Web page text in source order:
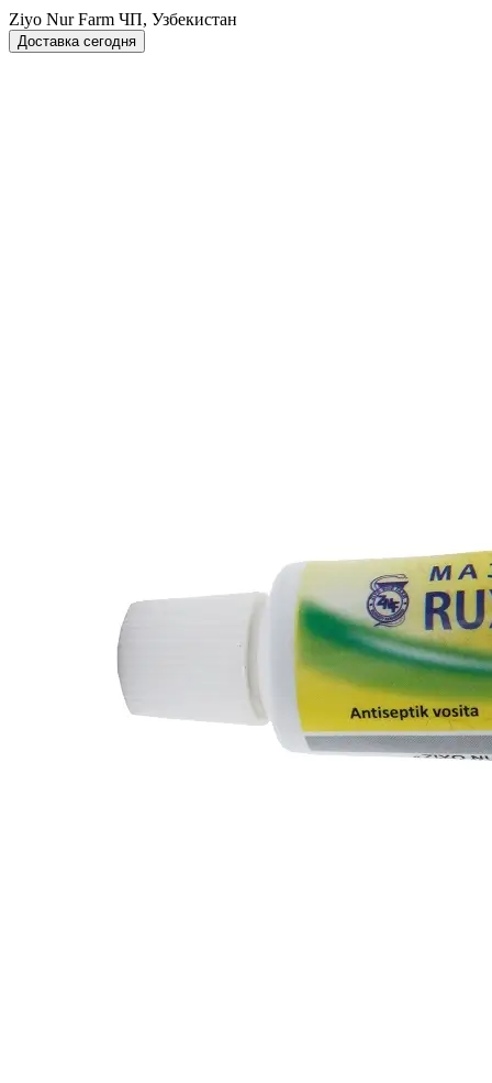
Ziyo Nur Farm ЧП, Узбекистан
Доставка сегодня